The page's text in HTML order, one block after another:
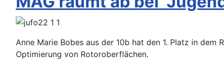
Anne Marie Bobes aus der 10b hat den 1. Platz in
Optimierung von Rotoroberflächen.